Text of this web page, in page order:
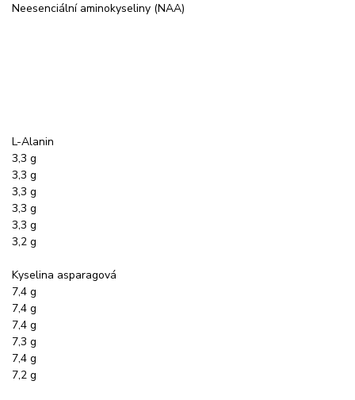
Neesenciální aminokyseliny (NAA)
L-Alanin
3,3 g
3,3 g
3,3 g
3,3 g
3,3 g
3,2 g
Kyselina asparagová
7,4 g
7,4 g
7,4 g
7,3 g
7,4 g
7,2 g